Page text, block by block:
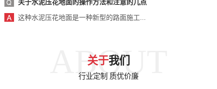
关于水泥压花地面的操作方法和注意的几点
这种水泥压花地面是一种新型的路面施工...
ABOUT
关于我们
行业定制 质优价廉